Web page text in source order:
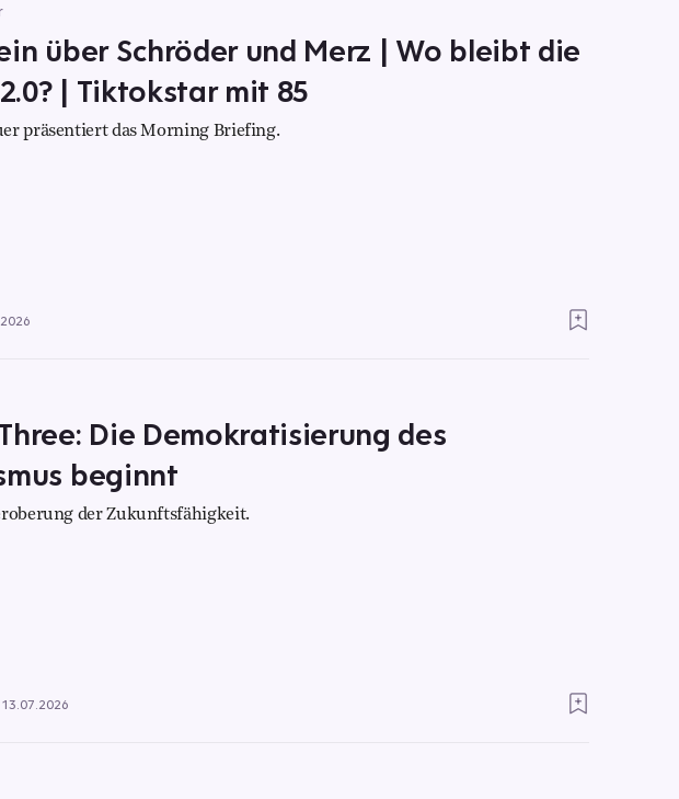
über Schröder und Merz | Wo bleibt die
| Tiktokstar mit 85
präsentiert das Morning Briefing.
Die Demokratisierung des
beginnt
der Zukunftsfähigkeit.
13.07.2026